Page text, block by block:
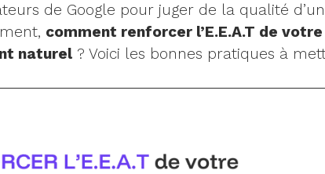
de Google pour juger de la qualité
comment renforcer l’E.E.A.T de
naturel? Voici les bonnes pratiques à